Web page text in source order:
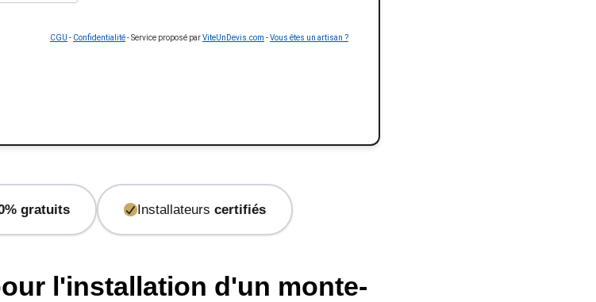
CGU - Confidentialité- Service proposé parViteUnDevis.com -Vous êtes un artisan ?
gratuits Installateurs certifiés
l'installation d'un monte-